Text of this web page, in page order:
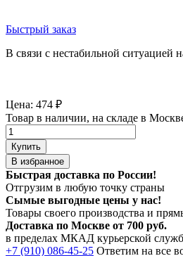
Быстрый заказ
В связи с нестабильной ситуацией
Цена: 474 ₽
Товар в наличии, на складе в
Купить
В избранное
Быстрая доставка по России!
Отгрузим в любую точку страны
Сымые выгодные цены у нас!
Товары своего производства и
Доставка по Москве от 700 руб.
в пределах МКАД курьерской
+7 (910) 086-45-25 Ответим на все